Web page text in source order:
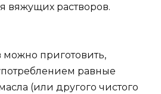
вяжущих растворов.
приготовить,
равные
(или другого чистого